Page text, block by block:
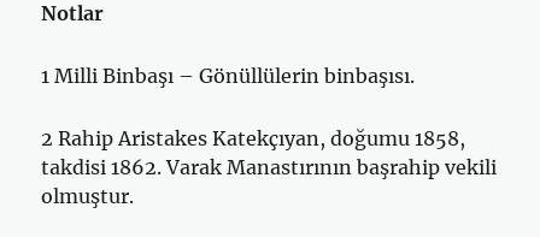
Notlar
1 Milli Binbaşı – Gönüllülerin binbaşısı.
2 Rahip Aristakes Katekçıyan, doğumu 1858,
takdisi 1862. Varak Ma­nastırının başrahip vekili
olmuştur.